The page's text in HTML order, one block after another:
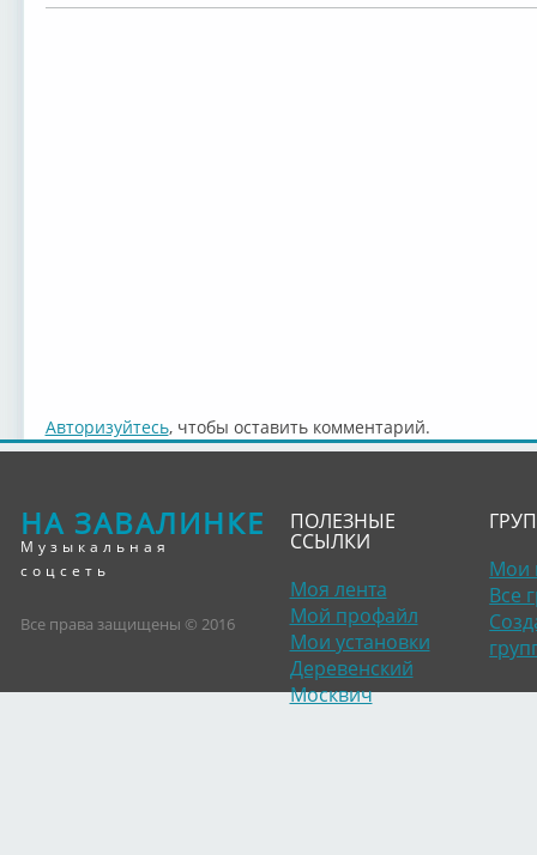
Авторизуйтесь, чтобы оставить комментарий.
НА ЗАВАЛИНКЕ
Музыкальная
соцсеть
Все права защищены © 2016
ПОЛЕЗНЫЕ
ССЫЛКИ
Моя лента
Мой профайл
Мои установки
Деревенский
Москвич
Мои
Все